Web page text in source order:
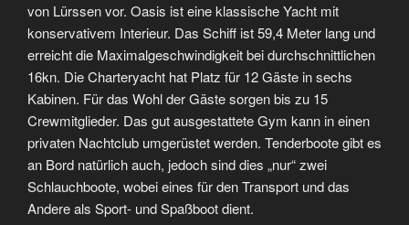
von Lürssen vor. Oasis ist eine klassische Yacht mit
konservativem Interieur. Das Schiff ist 59,4 Meter lang und
erreicht die Maximalgeschwindigkeit bei durchschnittlichen
16kn. Die Charteryacht hat Platz für 12 Gäste in sechs
Kabinen. Für das Wohl der Gäste sorgen bis zu 15
Crewmitglieder. Das gut ausgestattete Gym kann in einen
privaten Nachtclub umgerüstet werden. Tenderboote gibt es
an Bord natürlich auch, jedoch sind dies „nur“ zwei
Schlauchboote, wobei eines für den Transport und das
Andere als Sport- und Spaßboot dient.